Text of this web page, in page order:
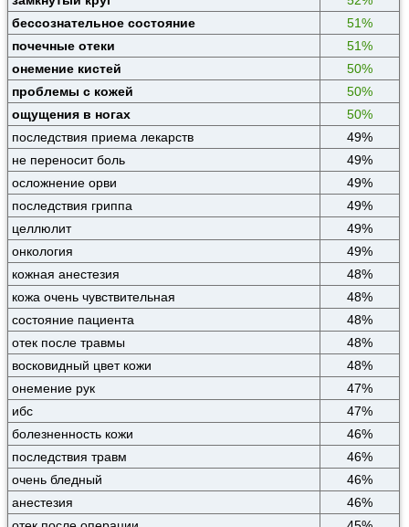
бессознательное состояние
51%
почечные отеки
51%
онемение кистей
50%
проблемы с кожей
50%
ощущения в ногах
50%
последствия приема лекарств
49%
не переносит боль
49%
осложнение орви
49%
последствия гриппа
49%
целлюлит
49%
онкология
49%
кожная анестезия
48%
кожа очень чувствительная
48%
состояние пациента
48%
отек после травмы
48%
восковидный цвет кожи
48%
онемение рук
47%
ибс
47%
болезненность кожи
46%
последствия травм
46%
очень бледный
46%
анестезия
46%